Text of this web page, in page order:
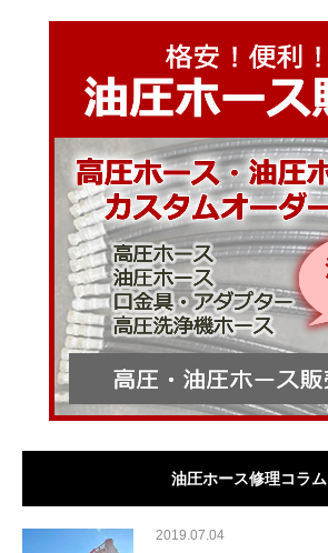
油圧ホース修理コラム
2019.07.04